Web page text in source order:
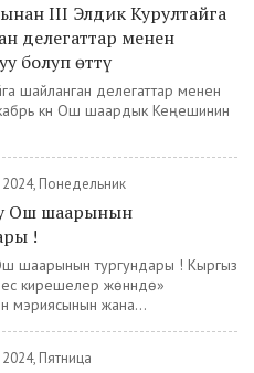
III Элдик Курултайга
делегаттар менен
болуп өттү
шайланган делегаттар менен
күнү Ош шаардык Кеңешинин
Понедельник
Ош шаарынын
!
шаарынын тургундары ! Кыргыз
кирешелер жөнүндө»
мэриясынын жана...
Пятница